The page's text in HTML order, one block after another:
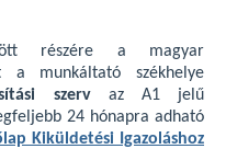
részére a magyar
a munkáltató székhelye
szervaz A1 jelű
24 hónapra adható
Kiküldetési Igazoláshoz